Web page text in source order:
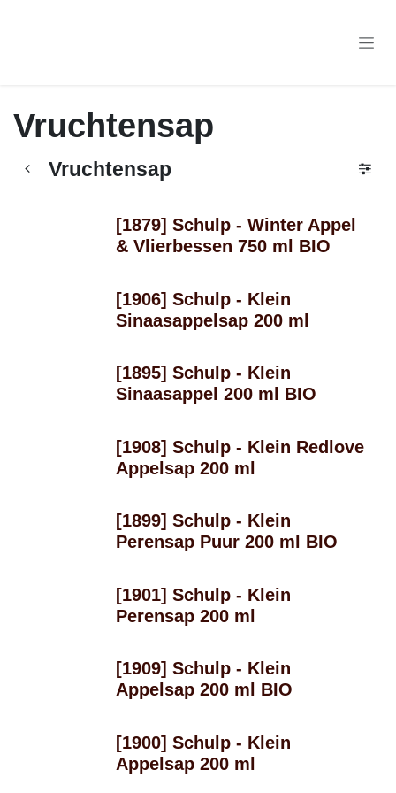
Vruchtensap
Vruchtensap
[1879] Schulp - Winter Appel
& Vlierbessen 750 ml BIO
[1906] Schulp - Klein
Sinaasappelsap 200 ml
[1895] Schulp - Klein
Sinaasappel 200 ml BIO
[1908] Schulp - Klein Redlove
Appelsap 200 ml
[1899] Schulp - Klein
Perensap Puur 200 ml BIO
[1901] Schulp - Klein
Perensap 200 ml
[1909] Schulp - Klein
Appelsap 200 ml BIO
[1900] Schulp - Klein
Appelsap 200 ml